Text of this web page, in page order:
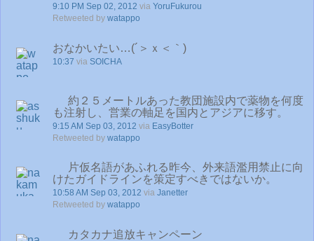
9:10 PM Sep 02, 2012 via YoruFukurou
Retweeted by watappo
おなかいたい…(´＞ｘ＜｀)
10:37 via SOICHA
約２５メートルあった教団施設内で薬物を何度
も注射し、営業の軸足を国内とアジアに移す。
9:15 AM Sep 03, 2012 via EasyBotter
Retweeted by watappo
片仮名語があふれる昨今、外来語濫用禁止に向
けたガイドラインを策定すべきではないか。
10:58 AM Sep 03, 2012 via Janetter
Retweeted by watappo
カタカナ追放キャンペーン